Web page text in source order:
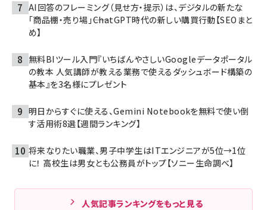
AI回答のフレーミング（見せ方・提示）は、デジタルの新たな
「商品棚・売り場」――ChatGPT時代の新しい購買行動【SEOまと
め】
無料BIツール入門『いちばんやさしいGoogleデータポータル
の教本 人気講師が教える業務で使えるダッシュボード構築の
基本』を3名様にプレゼント
明日からすぐに使える、Gemini Notebookを無料で使い倒
す活用術8選【週間ランキング】
将来なりたい職業、男子中学生はITエンジニアが5位→1位
に！ 高校生は男女とも公務員がトップ【ソニー生命調べ】
人気記事ランキングをもっと見る